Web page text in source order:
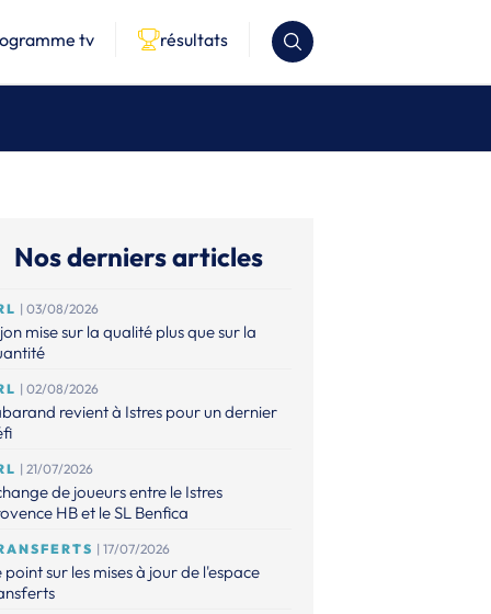
tv résultats
Nos derniers articles
| 03/08/2026
mise sur la qualité plus que sur la
| 02/08/2026
revient à Istres pour un dernier
| 21/07/2026
de joueurs entre le Istres
HB et le SL Benfica
| 17/07/2026
point sur les mises à jour de l'espace